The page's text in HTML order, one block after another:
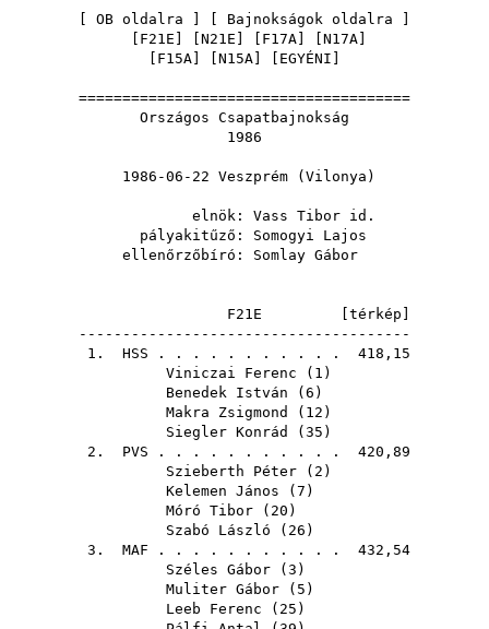
OB oldalra Bajnokságok oldalra
F21E N21E F17A N17A
F15A N15A EGYÉNI
======================================
Országos Csapatbajnokság
1986
1986-06-22 Veszprém (Vilonya)
elnök: Vass Tibor id.
pályakitűző: Somogyi Lajos
ellenőrzőbíró: Somlay Gábor
F21E [ térkép
--------------------------------------
1. HSS . . . . . . . . . . . 418,15
Viniczai Ferenc ( 1 )
Benedek István ( 6 )
Makra Zsigmond
( 12 )
Siegler Konrád
( 35 )
2. PVS . . . . . . . . . . . 420,89
Szieberth Péter ( 2 )
Kelemen János ( 7 )
Móró Tibor ( 20 )
Szabó László ( 26 )
3. MAF . . . . . . . . . . . 432,54
Széles Gábor ( 3 )
Muliter Gábor ( 5 )
Leeb Ferenc ( 25 )